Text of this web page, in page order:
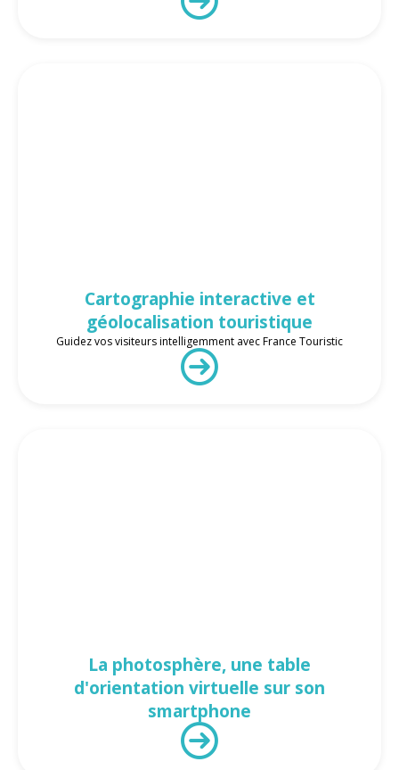
Cartographie interactive et
géolocalisation touristique
Guidez vos visiteurs intelligemment avec France Touristic
La photosphère, une table
d'orientation virtuelle sur son
smartphone